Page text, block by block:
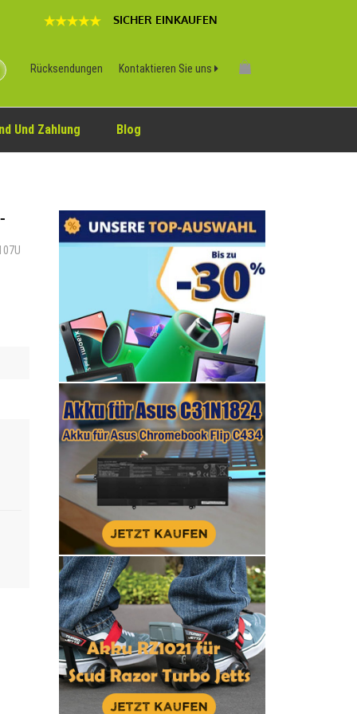
SICHER EINKAUFEN
Rücksendungen Kontaktieren Sie uns
Und Zahlung Blog